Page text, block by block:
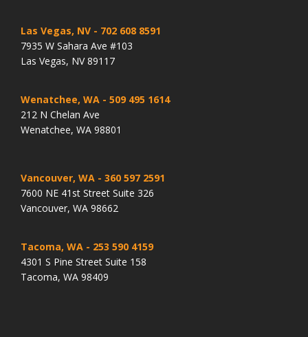
Las Vegas, NV - 702 608 8591
7935 W Sahara Ave #103
Las Vegas, NV 89117
Wenatchee, WA - 509 495 1614
212 N Chelan Ave
Wenatchee, WA 98801
Vancouver, WA - 360 597 2591
7600 NE 41st Street Suite 326
Vancouver, WA 98662
Tacoma, WA - 253 590 4159
4301 S Pine Street Suite 158
Tacoma, WA 98409